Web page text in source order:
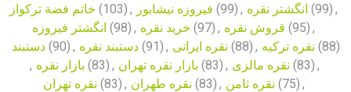
خاتم فضة تركواز (103) , فیروزه نیشابور (99) , انگشتر نقره (99) ,
انگشتر فیروزه (98) , خرید نقره (97) , قروش نقره (95) ,
دستبند (90) , دستبند نقره (91) , نقره ایرانی (88) , نقره ترکیه (88)
, بازار نقره (83) , بازار نقره تهران (83) , نقره مالزی (83) ,
نقره تهران (83) , نقره طهران (83) , نقره ثامن (75) ,